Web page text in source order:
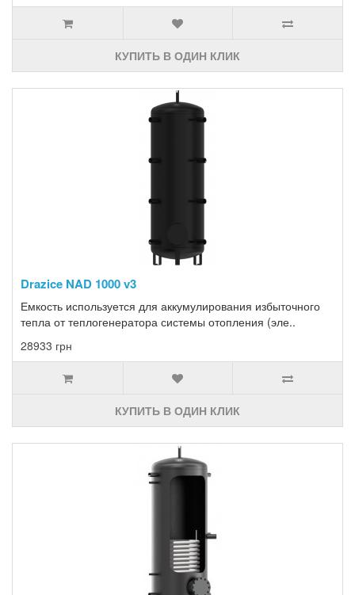
КУПИТЬ В ОДИН КЛИК
Drazice NAD 1000 v3
Емкость используется для аккумулирования избыточного
тепла от теплогенератора системы отопления (эле..
28933 грн
КУПИТЬ В ОДИН КЛИК